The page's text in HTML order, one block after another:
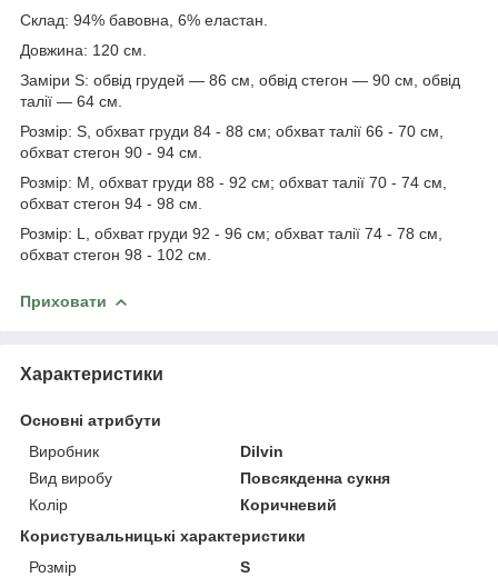
Склад: 94% бавовна, 6% еластан.
Довжина: 120 см.
Заміри S: обвід грудей — 86 см, обвід стегон — 90 см, обвід
талії — 64 см.
Розмір: S, обхват груди 84 - 88 см; обхват талії 66 - 70 см,
обхват стегон 90 - 94 см.
Розмір: M, обхват груди 88 - 92 см; обхват талії 70 - 74 см,
обхват стегон 94 - 98 см.
Розмір: L, обхват груди 92 - 96 см; обхват талії 74 - 78 см,
обхват стегон 98 - 102 см.
Приховати
Характеристики
Основні атрибути
Виробник
Dilvin
Вид виробу
Повсякденна сукня
Колір
Коричневий
Користувальницькі характеристики
Розмір
S